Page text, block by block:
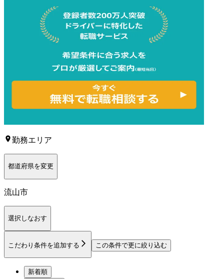
勤務エリア
都道府県を変更
流山市
選択しなおす
こだわり条件を追加する この条件で更に絞り込む
新着順